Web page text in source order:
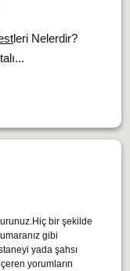
leri Nelerdir?
bir şekilde
gibi
yada şahsı
yorumların